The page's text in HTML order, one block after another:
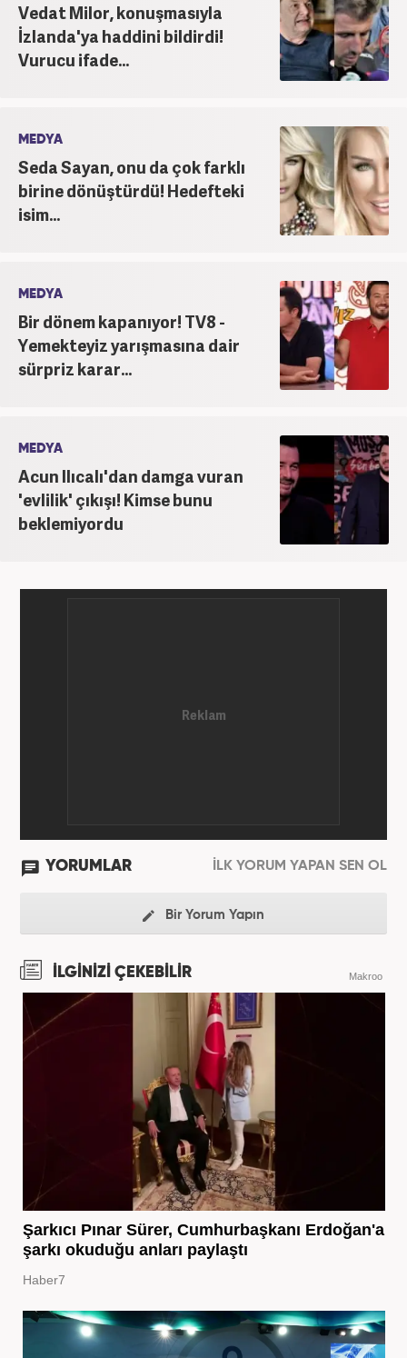
Vedat Milor, konuşmasıyla
İzlanda'ya haddini bildirdi!
Vurucu ifade...
MEDYA
Seda Sayan, onu da çok farklı
birine dönüştürdü! Hedefteki
isim...
MEDYA
Bir dönem kapanıyor! TV8 -
Yemekteyiz yarışmasına dair
sürpriz karar...
MEDYA
Acun Ilıcalı'dan damga vuran
'evlilik' çıkışı! Kimse bunu
beklemiyordu
YORUMLAR İLK YORUM YAPAN SEN OL
Bir Yorum Yapın
İLGİNİZİ ÇEKEBİLİR Makroo
Şarkıcı Pınar Sürer, Cumhurbaşkanı Erdoğan'a
şarkı okuduğu anları paylaştı
Haber7